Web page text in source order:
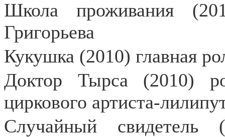
Школа проживания
Григорьева
Кукушка (2010) главная
Доктор Тырса (2010)
циркового артиста-
Случайный